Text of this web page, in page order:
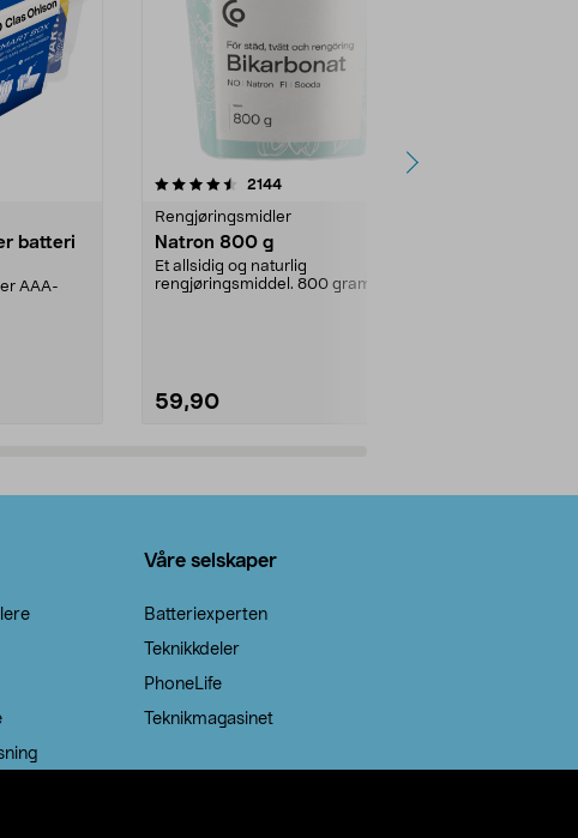
batteri
AAA-
2144anmeldelser
Rengjøringsmidler
Natron 800 g
Et allsidig og naturlig
rengjøringsmiddel. 800 gram
59,90
4.0av 5 stjerner
Våre selskaper
Batteriexperten
Teknikkdeler
PhoneLife
Teknikmagasinet